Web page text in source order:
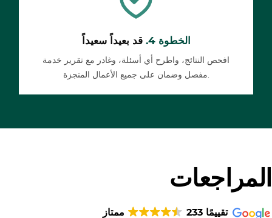
الخطوة 4. قد بعيداً سعيداً
افحص النتائج، واطرح أي أسئلة، وغادر مع تقرير خدمة
مفصل وضمان على جميع الأعمال المنجزة.
المراجعات
ممتاز 233 تقييمًا